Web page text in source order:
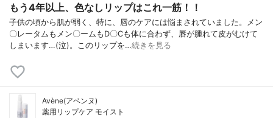
もう4年以上、色なしリップはこれ一筋！！
子供の頃から肌が弱く、特に、唇のケアには悩まされていました。メン
〇レータムもメン〇ームもD〇Cも体に合わず、唇が腫れて皮がむけて
しまいます…(泣)。このリップを…続きを見る
Avène(アベンヌ)
薬用リップケア モイスト